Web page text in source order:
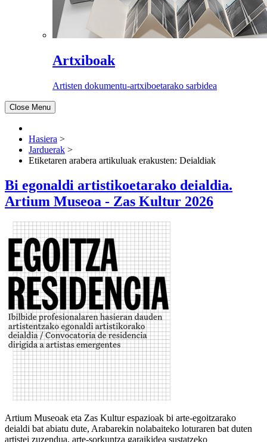
Artxiboak
Artisten dokumentu-artxiboetarako sarbidea
Close Menu
Hasiera >
Jarduerak >
Etiketaren arabera artikuluak erakusten: Deialdiak
Bi egonaldi artistikoetarako deialdia.
Artium Museoa - Zas Kultur 2026
Artium Museoak eta Zas Kultur espazioak bi arte-egoitzarako
deialdi bat abiatu dute, Arabarekin nolabaiteko loturaren bat duten
artistei zuzendua, arte-sorkuntza garaikidea sustatzeko